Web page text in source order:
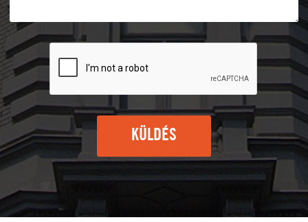
KÜLDÉS